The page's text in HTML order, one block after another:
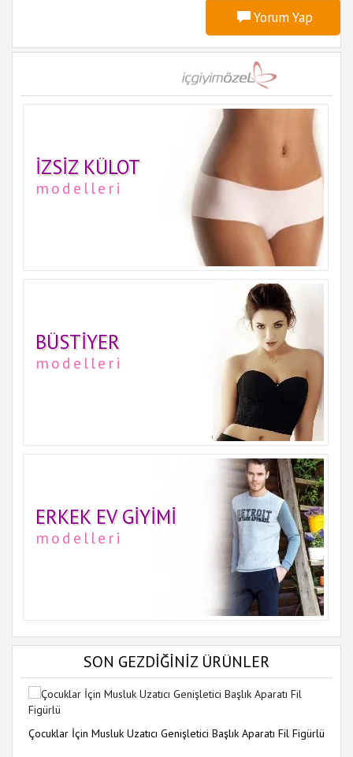
Yorum Yap
İZSIZ KÜLOT
modelleri
BÜSTIYER
modelleri
ERKEK EV GIYIMI
modelleri
SON GEZDİĞİNİZ ÜRÜNLER
Çocuklar İçin Musluk Uzatıcı Genişletici Başlık Aparatı Fil Figürlü